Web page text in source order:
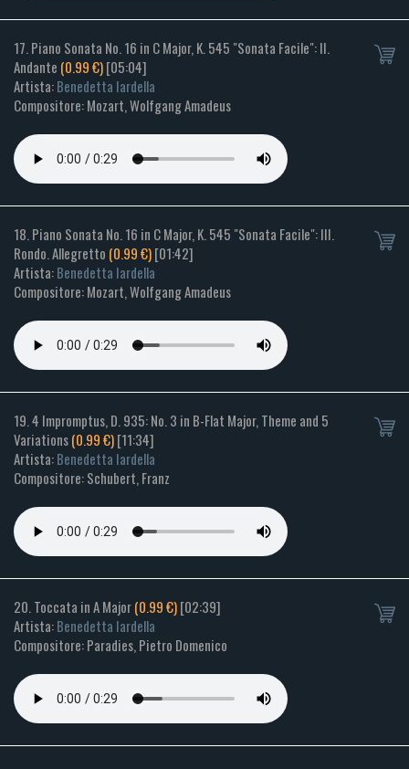
17. Piano Sonata No. 16 in C Major, K. 545 "Sonata Facile": II.
Andante (0.99 €)[05:04]
Artista:Benedetta Iardella
Compositore: Mozart, Wolfgang Amadeus
18. Piano Sonata No. 16 in C Major, K. 545 "Sonata Facile": III.
Rondo. Allegretto (0.99 €)[01:42]
Artista:Benedetta Iardella
Compositore: Mozart, Wolfgang Amadeus
19. 4 Impromptus, D. 935: No. 3 in B-Flat Major, Theme and 5
Variations(0.99 €)[11:34]
Artista:Benedetta Iardella
Compositore: Schubert, Franz
20. Toccata in A Major(0.99 €)[02:39]
Artista:Benedetta Iardella
Compositore: Paradies, Pietro Domenico